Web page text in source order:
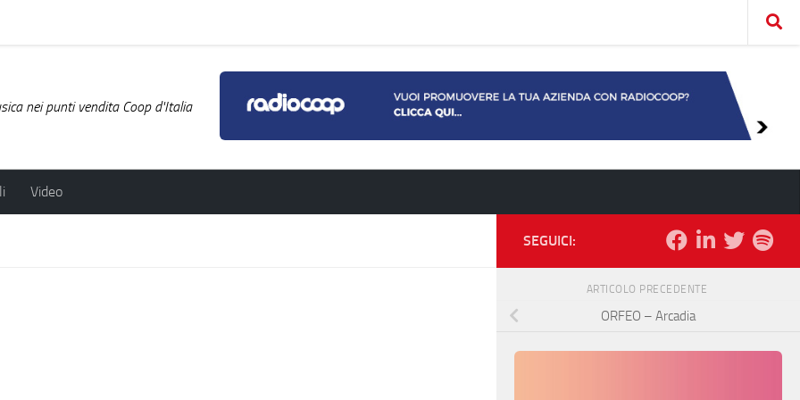
nei punti vendita Coop d'Italia
Video
SEGUICI:
ARTICOLO PRECEDENTE
ORFEO – Arcadia